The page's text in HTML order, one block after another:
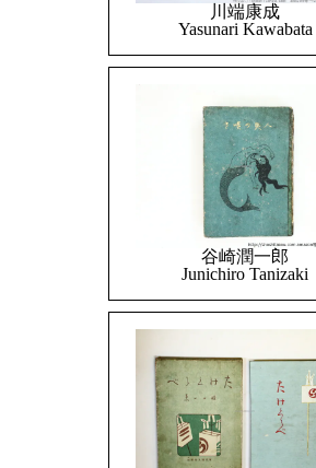
川端康成
Yasunari Kawabata
谷崎潤一郎
Junichiro Tanizaki